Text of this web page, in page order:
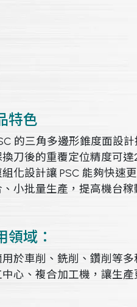
特色
的三角多邊形錐度面設
換刀後的重覆定位精度可
組化設計讓 PSC 能夠快速
、小批量生產，提高機台稼
領域：
用於車削、銑削、鑽削等
中心、複合加工機，讓生